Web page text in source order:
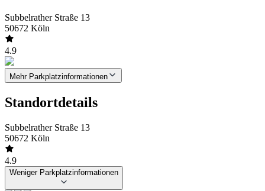
Subbelrather Straße 13
50672 Köln
4.9
Mehr Parkplatzinformationen
Standortdetails
Subbelrather Straße 13
50672 Köln
4.9
Weniger Parkplatzinformationen